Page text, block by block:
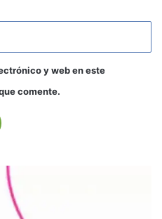
y web en este
comente.